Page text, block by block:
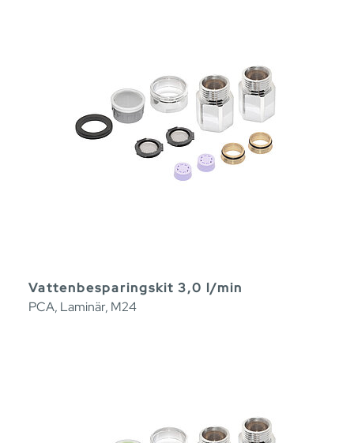
Vattenbesparingskit 3,0 l/min
PCA, Laminär, M24